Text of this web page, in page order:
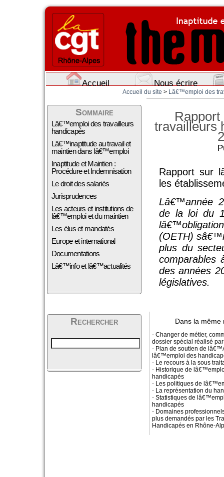
Accueil Nous écrire
Accueil du site > Lâ€™emploi des
Sommaire
Lâ€™emploi des travailleurs
handicapés
Lâ€™inaptitude au travail et
maintien dans lâ€™emploi
Inaptitude et Maintien :
Procédure et Indemnisation
Le droit des salariés
Jurisprudences
Les acteurs et institutions de
lâ€™emploi et du maintien
Les élus et mandatés
Europe et international
Documentations
Lâ€™info et lâ€™actualités
Rechercher
travailleurs
Rapport sur
les
Lâ€™année
de la loi du
(OETH)
plus du
des années
législatives.
Dans la même
- Changer de métier,
dossier spécial réalisé
- Plan de soutien de
lâ€™emploi des
- Le recours à la sous
- Historique de
handicapés
- Les politiques de
- La représentation du
- Statistiques de
handicapés
- Domaines
plus demandés par les
Handicapés en Rhône-